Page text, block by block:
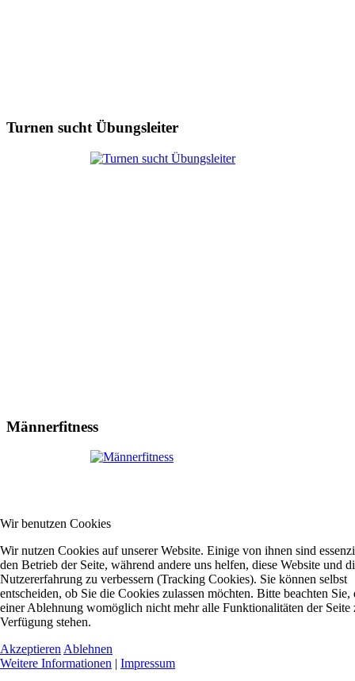
Turnen sucht Übungsleiter
Männerfitness
Wir benutzen Cookies
Wir nutzen Cookies auf unserer Website. Einige von ihnen sind
den Betrieb der Seite, während andere uns helfen, diese Website und
Nutzererfahrung zu verbessern (Tracking Cookies). Sie können selbst
entscheiden, ob Sie die Cookies zulassen möchten. Bitte beachten Sie,
einer Ablehnung womöglich nicht mehr alle Funktionalitäten der Seite
Verfügung stehen.
Akzeptieren Ablehnen
Weitere Informationen | Impressum